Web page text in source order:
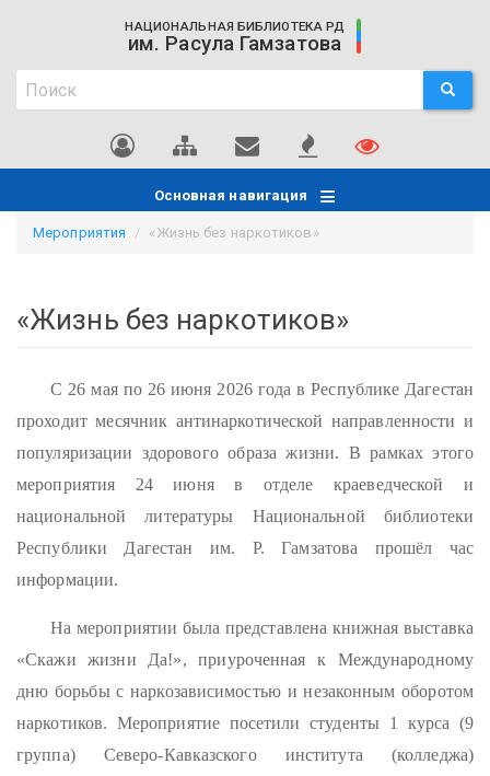
содержанию
НАЦИОНАЛЬНАЯ БИБЛИОТЕКА РД
им. Расула Гамзатова
Поиск
Поиск ПОИСК
Основная навигация
Мероприятия «Жизнь без наркотиков»
«Жизнь без наркотиков»
С 26 мая по 26 июня 2026 года в Республике Дагестан
проходит месячник антинаркотической направленности и
популяризации здорового образа жизни. В рамках этого
мероприятия 24 июня в отделе краеведческой и
национальной литературы Национальной библиотеки
Республики Дагестан им. Р. Гамзатова прошёл час
информации.
На мероприятии была представлена книжная выставка
«Скажи жизни Да!», приуроченная к Международному
дню борьбы с наркозависимостью и незаконным оборотом
наркотиков. Мероприятие посетили студенты 1 курса (9
группа) Северо-Кавказского института (колледжа)